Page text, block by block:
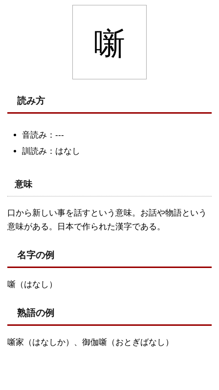
噺
読み方
音読み：---
訓読み：はなし
意味
口から新しい事を話すという意味。お話や物語という
意味がある。日本で作られた漢字である。
名字の例
噺（はなし）
熟語の例
噺家（はなしか）、御伽噺（おとぎばなし）